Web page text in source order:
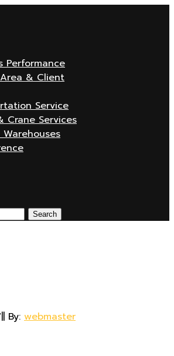
Performance
& Client
Service
Crane Services
|| By: webmaster